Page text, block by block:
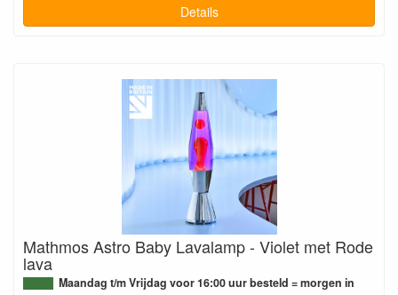
Details
Mathmos Astro Baby Lavalamp - Violet met Rode
lava
Maandag t/m Vrijdag voor 16:00 uur besteld = morgen in